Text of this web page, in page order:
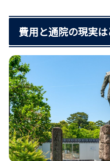
費用と通院の現実